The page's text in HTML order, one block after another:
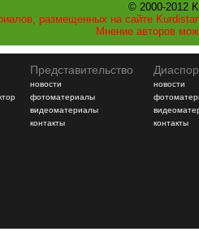
© 2000-2012
размещенных на сайте
Мнение авторов
Представительство
новости
фотоматериалы
видеоматериалы
контакты
новости
контакты